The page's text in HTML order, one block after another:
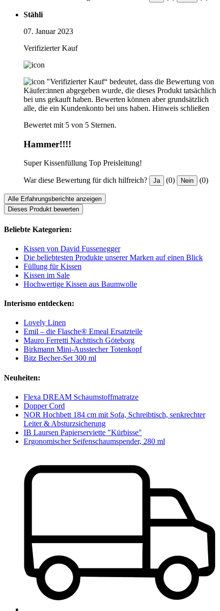
Stähli
07. Januar 2023
Verifizierter Kauf
"Verifizierter Kauf“ bedeutet, dass die Bewertung von
Käufer:innen abgegeben wurde, die dieses Produkt tatsächlich
bei uns gekauft haben. Bewerten können aber grundsätzlich
alle, die ein Kundenkonto bei uns haben. Hinweis schließen
Bewertet mit 5 von 5 Sternen.
Hammer!!!!
Super Kissenfüllung Top Preisleitung!
War diese Bewertung für dich hilfreich? Ja (0) Nein (0)
Alle Erfahrungsberichte anzeigen
Dieses Produkt bewerten
Beliebte Kategorien:
Kissen von David Fussenegger
Die beliebtesten Produkte unserer Marken auf einen Blick
Füllung für Kissen
Kissen im Sale
Hochwertige Kissen aus Baumwolle
Interismo entdecken:
Lovely Linen
Emil – die Flasche® Emeal Ersatzteile
Mauro Ferretti Nachttisch Göteborg
Birkmann Mini-Ausstecher Totenkopf
Bitz Becher-Set 300 ml
Neuheiten:
Flexa DREAM Schaumstoffmatratze
Dopper Cord
NOR Hochbett 184 cm mit Sofa, Schreibtisch, senkrechter
Leiter & Absturzsicherung
IB Laursen Papierserviette "Kürbisse"
Ergonomischer Seifenschaumspender, 280 ml